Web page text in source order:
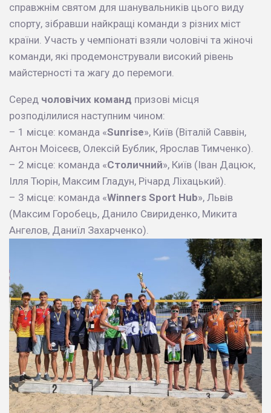
справжнім святом для шанувальників цього виду
спорту, зібравши найкращі команди з різних міст
країни. Участь у чемпіонаті взяли чоловічі та жіночі
команди, які продемонстрували високий рівень
майстерності та жагу до перемоги.
Серед чоловічих команд призові місця
розподілилися наступним чином:
– 1 місце: команда «Sunrise», Київ (Віталій Саввін,
Антон Моісеєв, Олексій Бублик, Ярослав Тимченко).
– 2 місце: команда «Столичний», Київ (Іван Дацюк,
Ілля Тюрін, Максим Гладун, Річард Ліхацький).
– 3 місце: команда «Winners Sport Hub», Львів
(Максим Горобець, Данило Свириденко, Микита
Ангелов, Даниїл Захарченко).